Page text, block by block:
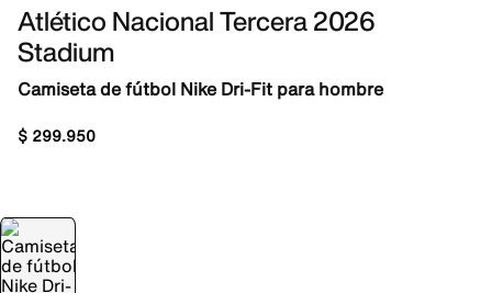
Atlético Nacional Tercera 2026
Stadium
Camiseta de fútbol Nike Dri-Fit para hombre
$ 299.950